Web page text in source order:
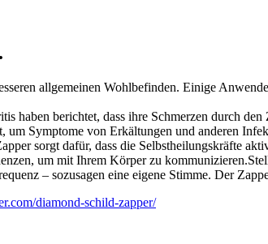
allgemeinen Wohlbefinden. Einige
haben berichtet, dass ihre Schmerzen durch
um Symptome von Erkältungen und anderen
sorgt dafür, dass die Selbstheilungskräfte
um mit Ihrem Körper zu
– sozusagen eine eigene Stimme. Der
diamond-schild-zapper/